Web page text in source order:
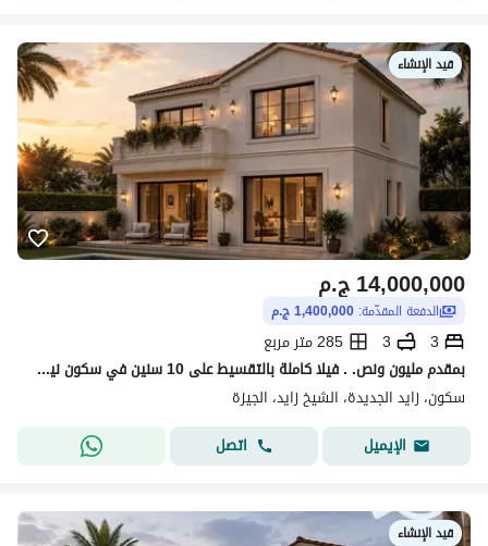
قيد الإنشاء
ج.م14,000,000
الدفعة المقدّمة: 1,400,000 ج.م
3
3
285 متر مربع
بمقدم مليون ونص. . فيلا كاملة بالتقسيط على 10 سنين في سكون نيو زايد قرب وصلة دهشور
سكون، زايد الجديدة، الشيخ زايد، الجيزة
الإيميل
اتصل
قيد الإنشاء